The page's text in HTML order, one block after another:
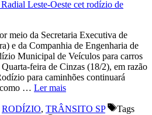
meio da Secretaria Executiva de
e da Companhia de Engenharia de
Municipal de Veículos para carros
feira de Cinzas (18/2), em razão
para caminhões continuará
como … Ler mais
RODÍZIO, TRÂNSITO SP
Tags